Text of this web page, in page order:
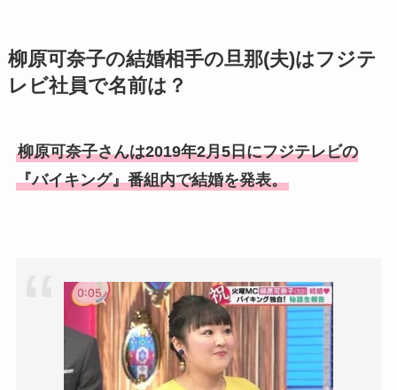
申真衣の旦那・工藤けんの現
在の会社はどこ？馴れ初めや
竹田恒泰の奥さんの顔写真が
美人！子供や結婚の馴れ初め
息子も調査！
福田こうへいの奥さんの顔写
真が美人！息子や夫妻の最新
情報や離婚の噂も調査！
柳原可奈子の結婚相手の旦那(夫)はフジテ
レビ社員で名前は？
柳原可奈子さんは2019年2月5日にフジテレビの
『バイキング』番組内で結婚を発表。